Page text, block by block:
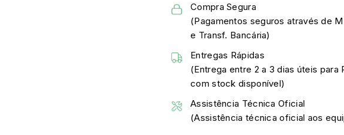
Compra Segura
(Pagamentos seguros através de
e Transf. Bancária)
Entregas Rápidas
(Entrega entre 2 a 3 dias úteis
com stock disponível)
Assistência Técnica Oficial
(Assistência técnica oficial aos